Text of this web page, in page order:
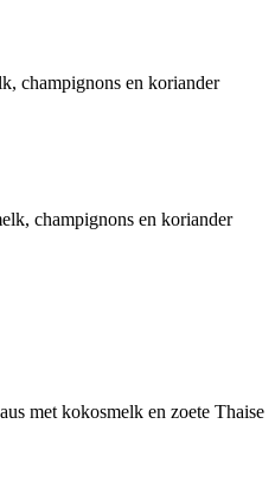
champignons en koriander
champignons en koriander
met kokosmelk en zoete Thaise